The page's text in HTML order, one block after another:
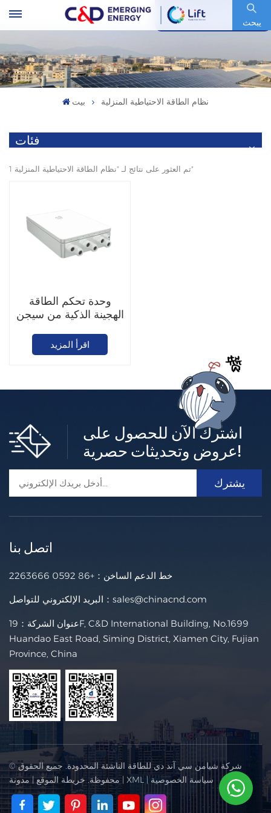
يبحث
رمز السهم : 600153.SH
بيت نظام الطاقة الاحتياطية المنزلية
فئات
1 تم العثور على نتائج لـ "نظام الطاقة الاحتياطية المنزلية"
وحدة تحكم الطاقة
الهجينة الذكية من سيجن
اقرأ المزيد
اشترك الآن للحصول على
عروض وتحديثات حصرية!
اتصل بنا
خط الدعم الساخن： +86 0592 2263666
البريد الإلكتروني للتواصل： sales@chinacnd.com
عنوان الشركة：19F, C&D International Building, No.1699
Huandao East Road, Siming District, Xiamen City, Fujian
Province, China
© شركة شيامن سي آند دي للطاقة الناشئة المحدودة. جميع الحقوق
محفوظة.خريطة الموقع|مدونة | XML |سياسة الخصوصية